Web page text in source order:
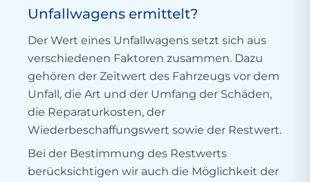
Unfallwagens ermittelt?
Der Wert eines Unfallwagens setzt sich aus
verschiedenen Faktoren zusammen. Dazu
gehören der Zeitwert des Fahrzeugs vor dem
Unfall, die Art und der Umfang der Schäden,
die Reparaturkosten, der
Wiederbeschaffungswert sowie der Restwert.
Bei der Bestimmung des Restwerts
berücksichtigen wir auch die Möglichkeit der